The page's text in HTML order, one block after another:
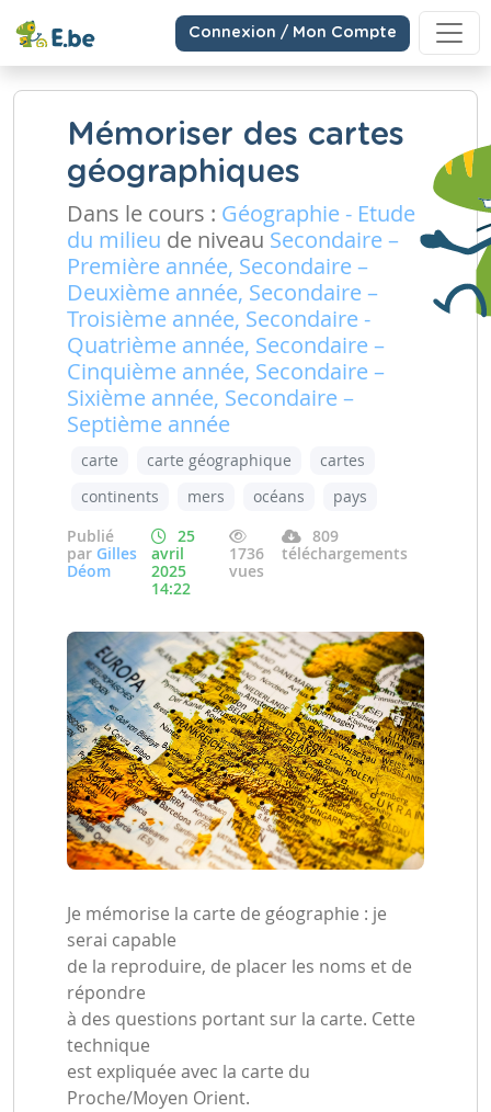
Connexion / Mon Compte
Mémoriser des cartes
géographiques
Dans le cours : Géographie - Etude
du milieu de niveau Secondaire –
Première année, Secondaire –
Deuxième année, Secondaire –
Troisième année, Secondaire -
Quatrième année, Secondaire –
Cinquième année, Secondaire –
Sixième année, Secondaire –
Septième année
carte carte géographique
cartes
continents
mers océans
pays
Publié
par Gilles
Déom
25
avril
2025
14:22
1736
vues
809
téléchargements
Je mémorise la carte de géographie : je
serai capable
de la reproduire, de placer les noms et de
répondre
à des questions portant sur la carte. Cette
technique
est expliquée avec la carte du
Proche/Moyen Orient.